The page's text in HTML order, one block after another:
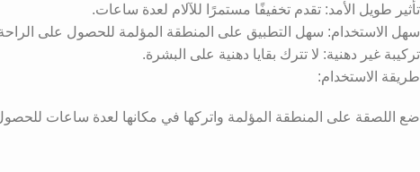
تأثير طويل الأمد: تقدم تخفيفًا مستمرًا للآلام لعدة ساعات.
سهل الاستخدام: سهل التطبيق على المنطقة المؤلمة للحصول على الراحة
تركيبة غير دهنية: لا تترك بقايا دهنية على البشرة.
طريقة الاستخدام:
ضع اللصقة على المنطقة المؤلمة واتركها في مكانها لعدة ساعات